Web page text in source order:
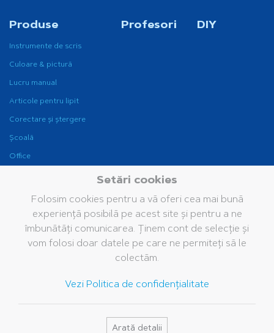
Produse
Instrumente de scris
Culoare & pictură
Lucru manual
Articole pentru lipit
Corectare și ștergere
Școală
Office
Fine Writing
Profesori DIY
Companie
Grupul Pelikan
Sustenabilitate
Brand
Istoria noastră
Servicii
Cataloage
Întrebări frecvente
Setări cookies
Folosim cookies pentru a vă oferi cea mai bună
experiență posibilă pe acest site și pentru a ne
îmbunătăți comunicarea. Ținem cont de selecție și
vom folosi doar datele pe care ne permiteți să le
colectăm.
Vezi Politica de confidențialitate
Arată detalii